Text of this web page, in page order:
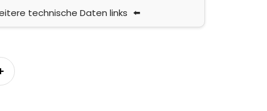
technische Daten links
Menge erhöhen